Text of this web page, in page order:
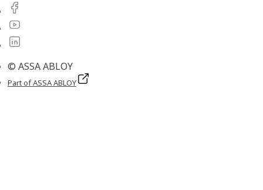
© ASSA ABLOY
Part of ASSA ABLOY